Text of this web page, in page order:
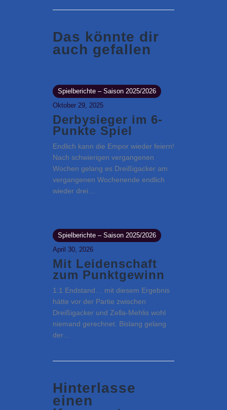
Das könnte dir
auch gefallen
Spielberichte – Saison 2025/2026
Oktober 29, 2025
Derbysieger im 6-
Punkte Spiel
Endlich kann die Empor wieder feiern!
Nach schwierigen vergangenen
Wochen gelang es Dreißigacker am
vergangenen Wochenende endlich
wieder drei…
Spielberichte – Saison 2025/2026
April 30, 2026
Mit Leidenschaft
zum Punktgewinn
1:1 Endstand… mit diesem Ergebnis
hätte vor der Partie zwischen
Dreißigacker und Zella-Mehlis wohl
niemand gerechnet. Bislang gelang
der…
Hinterlasse
einen